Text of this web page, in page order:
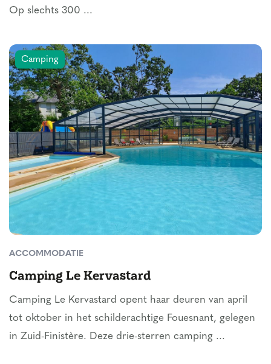
Op slechts 300 ...
Camping
ACCOMMODATIE
Camping Le Kervastard
Camping Le Kervastard opent haar deuren van april
tot oktober in het schilderachtige Fouesnant, gelegen
in Zuid-Finistère. Deze drie-sterren camping ...